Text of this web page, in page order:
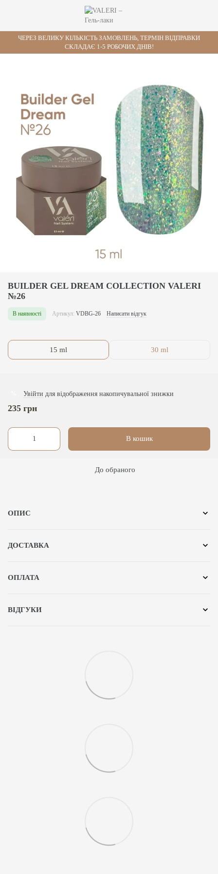
ЧЕРЕЗ ВЕЛИКУ КІЛЬКІСТЬ ЗАМОВЛЕНЬ, ТЕРМІН ВІДПРАВКИ
СКЛАДАЄ 1-5 РОБОЧИХ ДНІВ!
BUILDER GEL DREAM COLLECTION VALERI
№26
В наявності Артикул: VDBG-26 Написати відгук
15 ml 30 ml
235 грн
В кошик
Увійти для відображення накопичувальної знижки
До обраного
ОПИС
ДОСТАВКА
ОПЛАТА
ВІДГУКИ